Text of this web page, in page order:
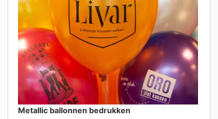
Metallic ballonnen bedrukken